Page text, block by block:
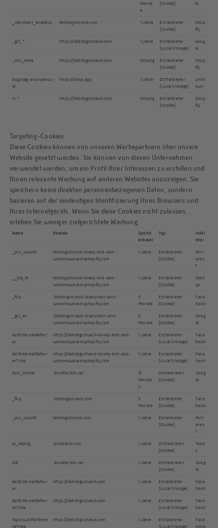
Monat
e
(Cookie)
le
_merchant_analytics lieblingsstueck.com 1 Jahre
Erstanbieter
(Cookie)
Shop
ify
_gcl_* https://lieblingsstueck.com 1 Jahre
Erstanbieter
(Local Storage)
Goog
le
_shs_state https://lieblingsstueck.com Sitzung
Erstanbieter
(Cookie)
Shop
ify
bugsnag-anonymous-
id
https://shop.app 1 Jahre
Drittanbieter
(Local Storage)
Unkn
own
ri-* https://lieblingsstueck.com Sitzung
Erstanbieter
(Cookie)
Shop
ify
Targeting-Cookies
Diese Cookies können von unseren Werbepartnern über unsere
Website gesetzt werden. Sie können von diesen Unternehmen
verwendet werden, um ein Profil Ihrer Interessen zu erstellen und
Ihnen relevante Werbung auf anderen Websites anzuzeigen. Sie
speichern keine direkten personenbezogenen Daten, sondern
basieren auf der eindeutigen Identifizierung Ihres Browsers und
Ihres Internetgeräts. Wenn Sie diese Cookies nicht zulassen,
erleben Sie weniger zielgerichtete Werbung.
Name Domain
Speich
erdauer
Typ
Anbi
eter
_pin_unauth
lieblingsstueck-lovely-knit-and-
womenswear.myshopify.com
1 Jahre
Erstanbieter
(Cookie)
Pint
eres
t
__kla_id
lieblingsstueck-lovely-knit-and-
womenswear.myshopify.com
1 Jahre
Erstanbieter
(Cookie)
Klavi
yo
_fbp
.lieblingsstueck-lovely-knit-and-
womenswear.myshopify.com
3
Monate
Erstanbieter
(Cookie)
Face
book
_gcl_au
.lieblingsstueck-lovely-knit-and-
womenswear.myshopify.com
3
Monate
Erstanbieter
(Cookie)
Goog
le
lastExternalReferr
er
https://lieblingsstueck-lovely-knit-and-
womenswear.myshopify.com
1 Jahre
Erstanbieter
(Local Storage)
Face
book
lastExternalReferr
erTime
https://lieblingsstueck-lovely-knit-and-
womenswear.myshopify.com
1 Jahre
Erstanbieter
(Local Storage)
Face
book
test_cookie .doubleclick.net
15
Minute
n
Drittanbieter
(Cookie)
Goog
le
_fbp .lieblingsstueck.com
3
Monate
Erstanbieter
(Cookie)
Face
book
_pin_unauth lieblingsstueck.com 1 Jahre
Erstanbieter
(Cookie)
Pint
eres
t
ar_debug .pinterest.com 1 Jahre
Drittanbieter
(Cookie)
Tead
s
IDE .doubleclick.net 1 Jahre
Drittanbieter
(Cookie)
Goog
le
lastExternalReferr
er
https://lieblingsstueck.com 1 Jahre
Erstanbieter
(Local Storage)
Face
book
lastExternalReferr
erTime
https://lieblingsstueck.com 1 Jahre
Erstanbieter
(Local Storage)
Face
book
topicsLastReferen
ceTime
https://lieblingsstueck.com 1 Jahre
Erstanbieter
(Local Storage)
Face
book